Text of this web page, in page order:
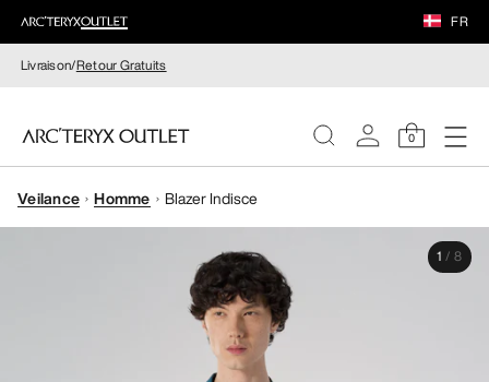
FR
Livraison/Retour Gratuits
0
FEMME
Veilance Homme Blazer Indisce
1 / 8